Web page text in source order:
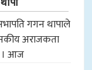
गगन थापाले
अराजकता
। आज